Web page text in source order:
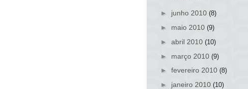
► junho 2010 (8)
► maio 2010 (9)
► abril 2010 (10)
► março 2010 (9)
► fevereiro 2010 (8)
► janeiro 2010 (10)